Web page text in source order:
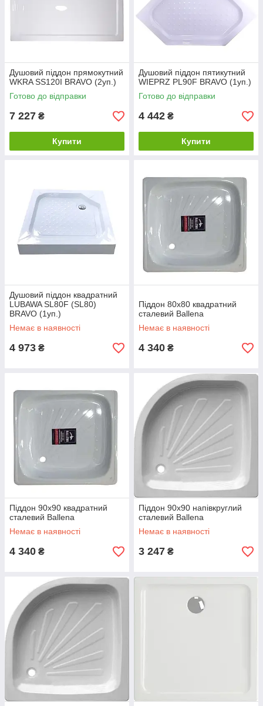
Душовий піддон прямокутний
WKRA SS120I BRAVO (2уп.)
Готово до відправки
7 227 ₴
Купити
Душовий піддон пятикутний
WIEPRZ PL90F BRAVO (1уп.)
Готово до відправки
4 442 ₴
Купити
Душовий піддон квадратний
LUBAWA SL80F (SL80)
BRAVO (1уп.)
Немає в наявності
4 973 ₴
Піддон 80х80 квадратний
сталевий Ballena
Немає в наявності
4 340 ₴
Піддон 90х90 квадратний
сталевий Ballena
Немає в наявності
4 340 ₴
Піддон 90х90 напівкруглий
сталевий Ballena
Немає в наявності
3 247 ₴